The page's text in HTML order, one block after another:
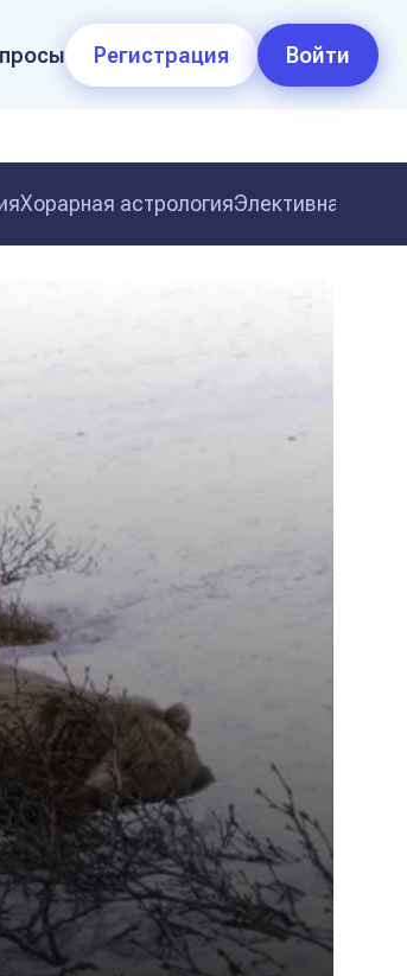
Регистрация Войти
Хорарная астрологияЭлективная